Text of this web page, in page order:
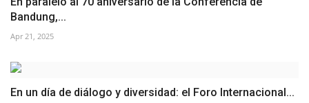
Bandung,...
Apr 21, 2025
En un día de diálogo y diversidad: el Foro Internacional...